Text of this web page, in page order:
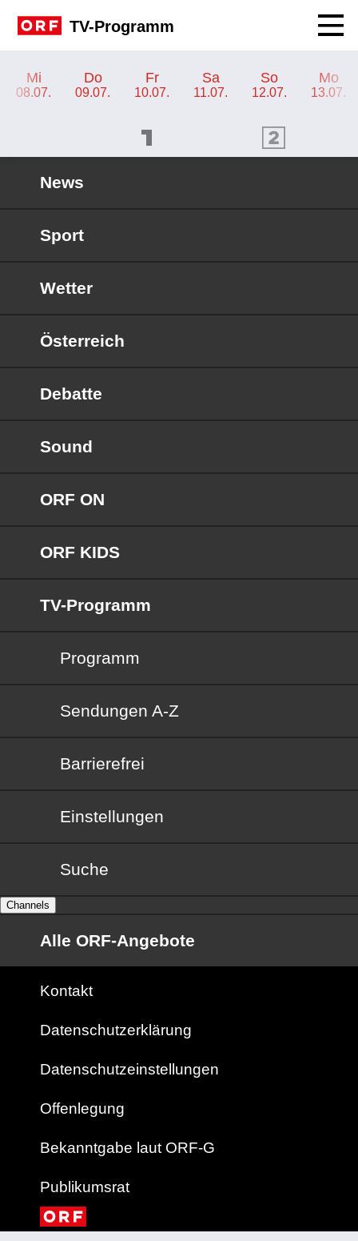
TV-Programm
Mi
08.07.
Do
09.07.
Fr
10.07.
Sa
11.07.
So
12.07.
Mo
13.07.
ORF 2 Programm
News
Sport
Wetter
Österreich
Debatte
Sound
ORF ON
ORF KIDS
TV-Programm
Programm
Sendungen von A bis Z
Sendungen A-Z
Barrierefrei
Barrierefrei
Einstellungen
Suche
Channels
Alle ORF-Angebote
Kontakt
Datenschutzerklärung
Datenschutzeinstellungen
Offenlegung
Bekanntgabe laut ORF-G
Publikumsrat